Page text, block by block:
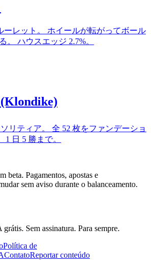
ーレット。 ホイールが転がってボール
。 ハウスエッジ 2.7%。
リティア。 全 52 枚をファンデーショ
1 日 5 勝まで。
beta. Pagamentos, apostas e
sem aviso durante o balanceamento.
Sem assinatura. Para sempre.
Política de
ContatoReportar conteúdo